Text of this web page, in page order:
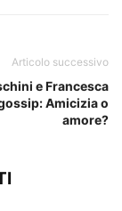
Articolo successivo
e Francesca
Amicizia o
amore?